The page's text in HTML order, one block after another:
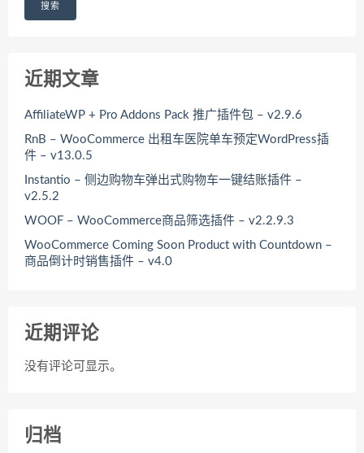
搜索
近期文章
AffiliateWP + Pro Addons Pack 推广插件包 – v2.9.6
RnB – WooCommerce 出租车医院单车预定WordPress插
件 – v13.0.5
Instantio – 侧边购物车弹出式购物车一键结账插件 –
v2.5.2
WOOF – WooCommerce商品筛选插件 – v2.2.9.3
WooCommerce Coming Soon Product with Countdown –
商品倒计时销售插件 – v4.0
近期评论
没有评论可显示。
归档